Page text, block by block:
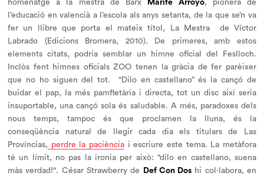
homenatge a la mestra de Barx Marifé Arroyo, pionera de
l’educació en valencià a l’escola als anys setanta, de la que se’n va
fer un llibre que porta el mateix títol,
La Mestra de Víctor
Labrado (Edicions Bromera, 2010). De primeres, amb estos
elements citats, podria semblar un himne oficial del Feslloch.
Inclòs fent himnes oficials ZOO tenen la gràcia de fer parèixer
que no ho siguen del tot. “Dilo en castellano” és la cançó de
buidar el pap, la més pamfletària i directa, tot un disc així seria
insuportable, una cançó sola és saludable. A més, paradoxes dels
nous temps, tampoc és que proclamen la lluna, és la
conseqüència natural de llegir cada dia els titulars de Las
Províncias, perdre la paciència i escriure este tema. La metàfora
té un límit, no pas la ironia per això: “dilo en castellano, suena
màs verdad!“. César Strawberry de Def Con Dos hi col·labora, en